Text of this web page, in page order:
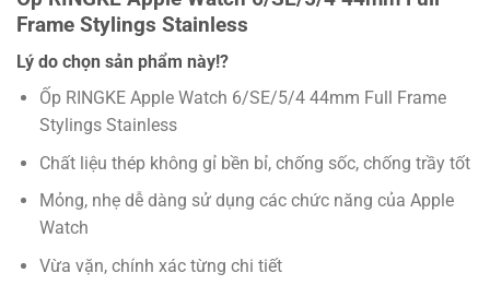
Frame Stylings Stainless
Lý do chọn sản phẩm này!?
Ốp RINGKE Apple Watch 6/SE/5/4 44mm Full Frame
Stylings Stainless
Chất liệu thép không gỉ bền bỉ, chống sốc, chống trầy tốt
Mỏng, nhẹ dễ dàng sử dụng các chức năng của Apple
Watch
Vừa vặn, chính xác từng chi tiết